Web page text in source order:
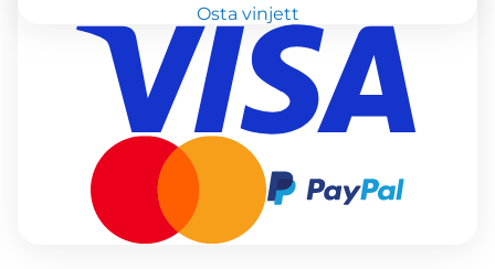
Osta vinjett